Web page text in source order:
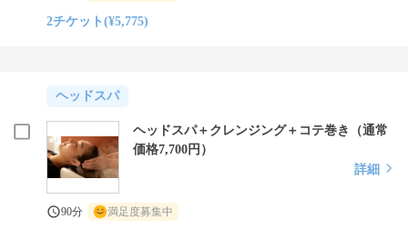
2チケット(¥5,775)
ヘッドスパ
ヘッドスパ＋クレンジング＋コテ巻き（通常
価格7,700円）
詳細
90分 満足度募集中